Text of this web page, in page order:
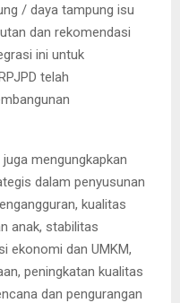
/ daya tampung isu
dan rekomendasi
ini untuk
telah
mengungkapkan
dalam penyusunan
kualitas
anak, stabilitas
ekonomi dan UMKM,
peningkatan kualitas
dan pengurangan